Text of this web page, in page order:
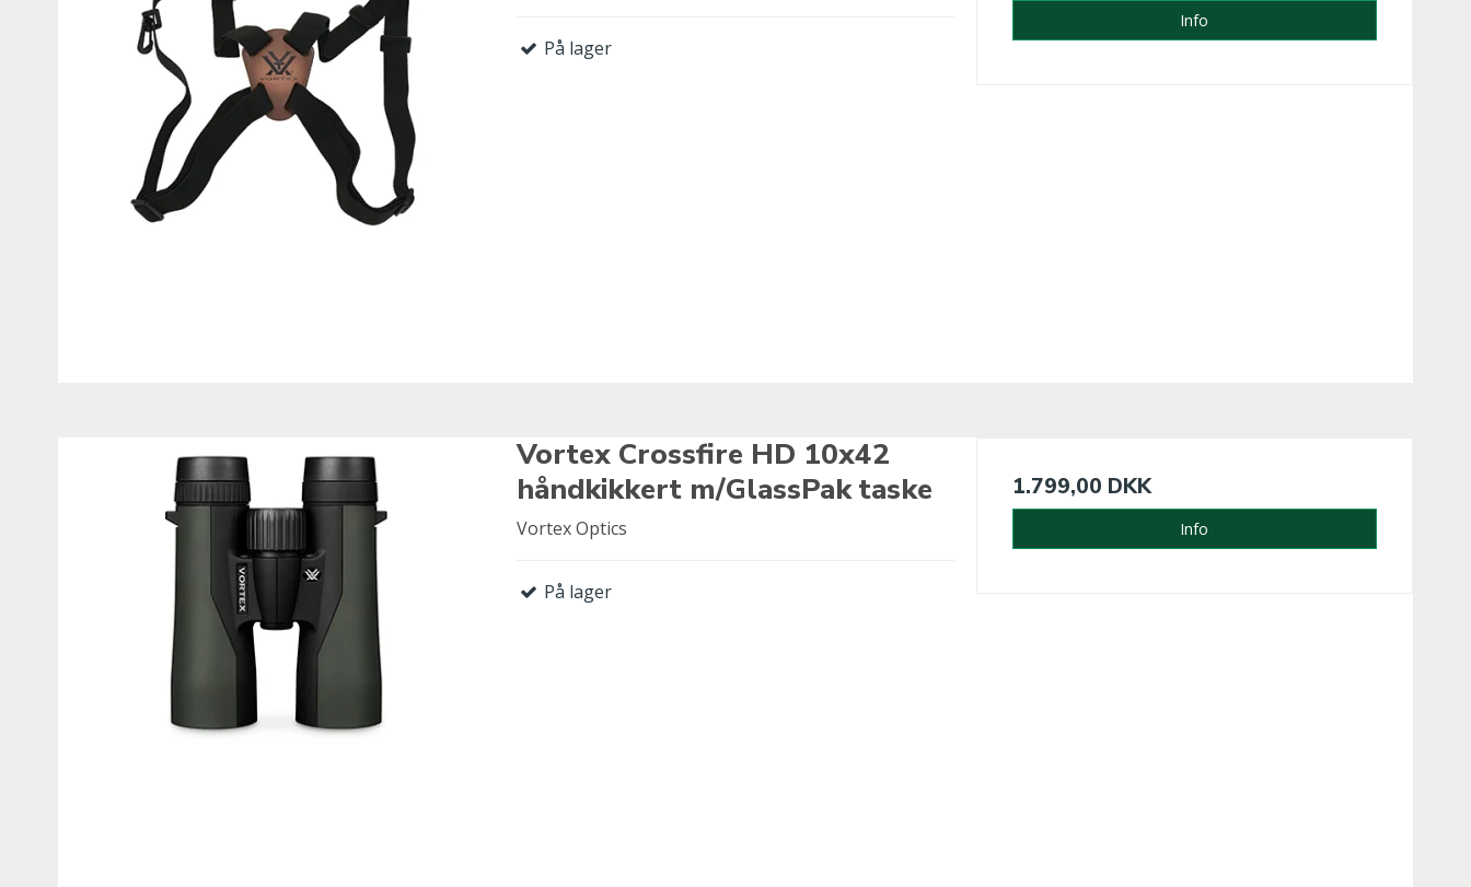
På lager
Info
Vortex Crossfire HD 10x42
håndkikkert m/GlassPak taske
Vortex Optics
På lager
1.799,00 DKK
Info